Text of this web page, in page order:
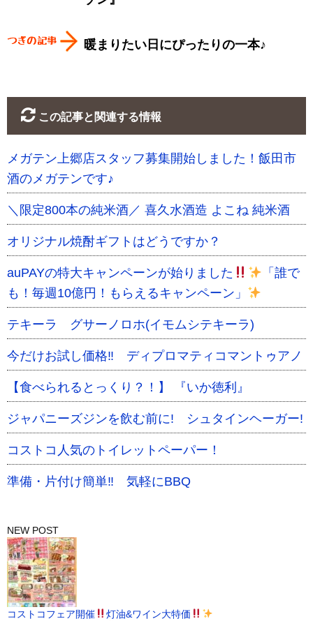
暖まりたい日にぴったりの一本♪
この記事と関連する情報
メガテン上郷店スタッフ募集開始しました！飯田市
酒のメガテンです♪
＼限定800本の純米酒／ 喜久水酒造 よこね 純米酒
オリジナル焼酎ギフトはどうですか？
auPAYの特大キャンペーンが始りました
「誰で
も！毎週10億円！もらえるキャンペーン」
テキーラ グサーノロホ(イモムシテキーラ)
今だけお試し価格‼ ディプロマティコマントゥアノ
【食べられるとっくり？！】 『いか徳利』
ジャパニーズジンを飲む前に! シュタインヘーガー!
コストコ人気のトイレットペーパー！
準備・片付け簡単‼ 気軽にBBQ
NEW POST
コストコフェア開催 灯油&ワイン大特価